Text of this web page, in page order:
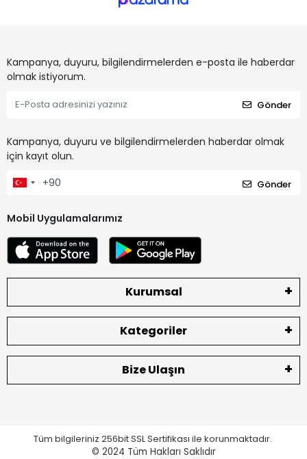
Kampanya, duyuru, bilgilendirmelerden e-posta ile haberdar
olmak istiyorum.
Gönder
Kampanya, duyuru ve bilgilendirmelerden haberdar olmak
için kayıt olun.
Gönder
Mobil Uygulamalarımız
Kurumsal
Kategoriler
Bize Ulaşın
Tüm bilgileriniz 256bit SSL Sertifikası ile korunmaktadır.
© 2024 Tüm Hakları Saklıdır